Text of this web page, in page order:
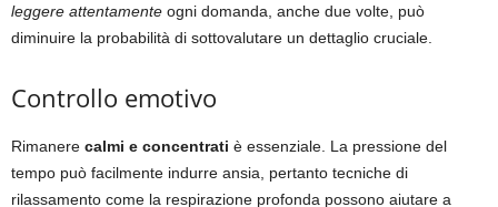
leggere attentamente ogni domanda, anche due volte, può
diminuire la probabilità di sottovalutare un dettaglio cruciale.
Controllo emotivo
Rimanere calmi e concentrati è essenziale. La pressione del
tempo può facilmente indurre ansia, pertanto tecniche di
rilassamento come la respirazione profonda possono aiutare a